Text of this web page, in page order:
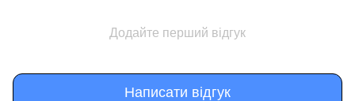
Додайте перший відгук
Написати відгук